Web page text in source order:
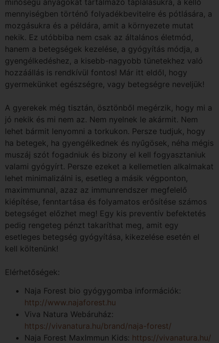
mennyiségben történő folyadékbevitelre és pótlására, a
mozgásukra és a példára, amit a környezete mutat
nekik. Ez utóbbiba nem csak az általános életmód,
hanem a betegségek kezelése, a gyógyítás módja, a
gyengélkedéshez, a kisebb-nagyobb tünetekhez való
hozzáállás is rendkívül fontos! Már itt eldől, hogy
gyermekünket egészségre, vagy betegségre neveljük!
A gyerekek még tisztán, ösztönből megérzik, hogy mi a
jó nekik és mi nem az. Nem nyelnek le akármit. Nem
lehet bármit lenyomni a torkukon. Persze tudjuk, hogy
ha betegek, ha gyengélkednek és nyűgösek, néha mégis
muszáj szót fogadniuk és bizony el kell fogyasztaniuk
valami gyógyírt. Persze ezeket a kellemetlen alkalmakat
lehet minimalizálni is, esetleg a másik végponton,
maximmunnal, azaz az immunrendszer megfelelő
kiépítése, fenntartása és folyamatos erősítése számos
betegséget előzhet meg! Egy kis preventív befektetés
pedig rengeteg pénzt takaríthat meg, amit egy
esetleges betegség gyógyítása, kikezelése esetén el
kell költenünk!
Elérhetőségek:
Naja Forest bio gyógygomba információk:
http://www.najaforest.hu
Viva Natura Webáruház:
https://vivanatura.hu/brand/naja-forest/
Naja Forest MaxImmun Kids: https://vivanatura.hu/